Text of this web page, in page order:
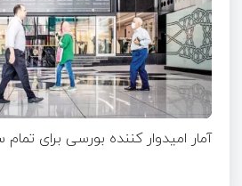
آمار امیدوار کننده بورسی برای تمام